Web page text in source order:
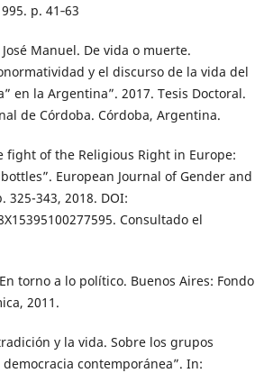
p. 41‑63
José Manuel. De vida o muerte.
y el discurso de la vida del
en la Argentina”. 2017. Tesis Doctoral.
de Córdoba. Córdoba, Argentina.
fight of the Religious Right in Europe:
European Journal of Gender and
325-343, 2018. DOI:
Consultado el
torno a lo político. Buenos Aires: Fondo
2011.
y la vida. Sobre los grupos
contemporánea”. In: